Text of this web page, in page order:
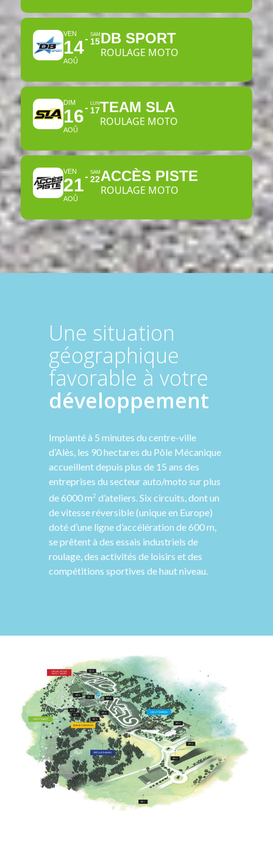
VEN
14
AOÛ
SAM
15DB SPORT
ROULAGE MOTO
DIM
16
AOÛ
LUN
17TEAM SLA
ROULAGE MOTO
VEN
21
AOÛ
SAM
22ACCÈS PISTE
ROULAGE MOTO
Une situation
géographique
favorable à votre
développement
Implanté à 5 minutes du centre-ville
d’Alès, les 90 hectares du Pôle Mécanique
accueillent depuis plus de 15 ans des
entreprises du secteur auto/moto sur plus
de 6000 m2 d’ateliers. Six circuits, dont un
de vitesse réversible (unique en Europe)
doté d’une ligne d’accélération de 600 m,
se prêtent à des essais industriels de
roulage, des activités de loisirs et des
compétitions sportives de haut niveau.